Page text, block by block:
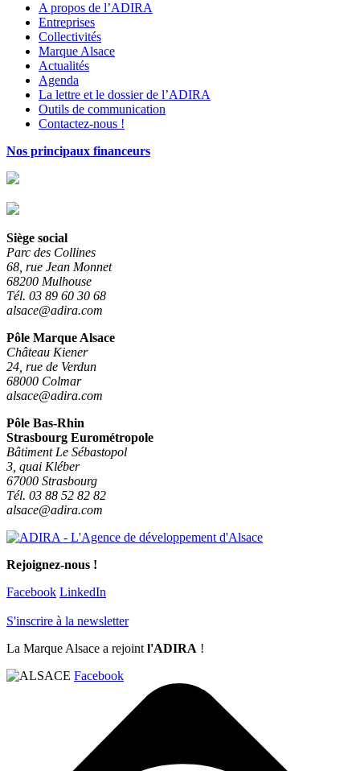
A propos de l’ADIRA
Entreprises
Collectivités
Marque Alsace
Actualités
Agenda
La lettre et le dossier de l’ADIRA
Outils de communication
Contactez-nous !
Nos principaux financeurs
Siège social
Parc des Collines
68, rue Jean Monnet
68200 Mulhouse
Tél. 03 89 60 30 68
alsace@adira.com
Pôle Marque Alsace
Château Kiener
24, rue de Verdun
68000 Colmar
alsace@adira.com
Pôle Bas-Rhin
Strasbourg Eurométropole
Bâtiment Le Sébastopol
3, quai Kléber
67000 Strasbourg
Tél. 03 88 52 82 82
alsace@adira.com
Rejoignez-nous !
Facebook LinkedIn
S'inscrire à la newsletter
La Marque Alsace a rejoint l'ADIRA !
Facebook